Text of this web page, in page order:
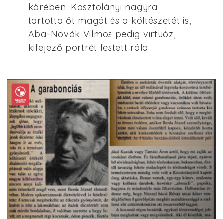
körében: Kosztolányi nagyra
tartotta őt magát és a költészetét is,
Aba-Novák Vilmos pedig virtuóz,
kifejező portrét festett róla.